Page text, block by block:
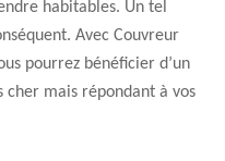
habitables. Un tel
Avec Couvreur
pourrez bénéficier d’un
mais répondant à vos